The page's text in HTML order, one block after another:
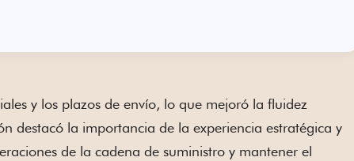
y los plazos de envío, lo que mejoró la fluidez
destacó la importancia de la experiencia estratégica y
de la cadena de suministro y mantener el